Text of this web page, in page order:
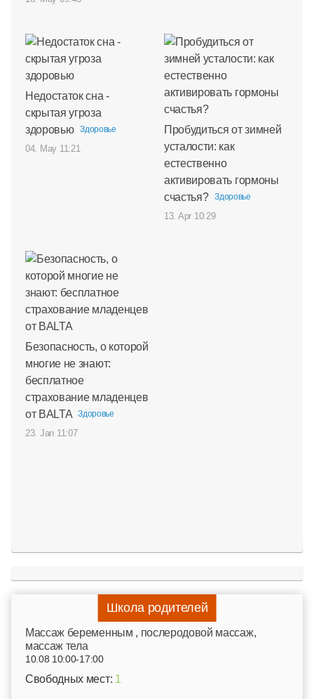
Недостаток сна -
скрытая угроза
здоровью
Здоровье
04. May 11:21
Пробудиться от зимней
усталости: как
естественно
активировать гормоны
счастья?
Здоровье
13. Apr 10:29
Безопасность, о которой
многие не знают:
бесплатное
страхование младенцев
от BALTA
Здоровье
23. Jan 11:07
Школа родителей
Mассаж беременным , послеродовой массаж,
массаж тела
10.08 10:00-17:00
Свободных мест: 1